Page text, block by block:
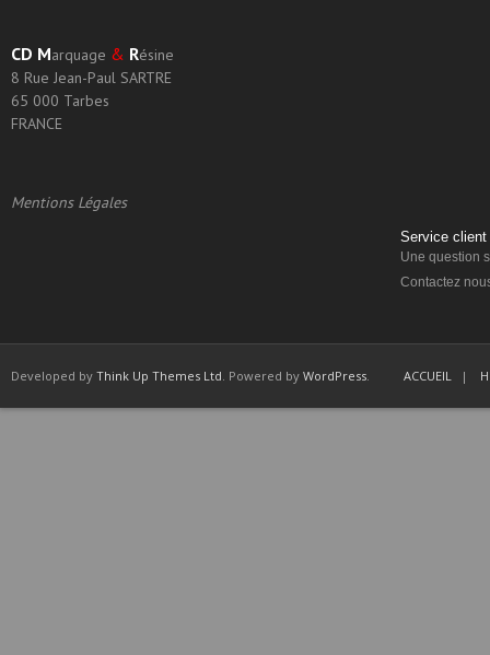
CD Marquage & Résine
8 Rue Jean-Paul SARTRE
65 000 Tarbes
FRANCE
Mentions Légales
Service client
Une question
Contactez
Developed by Think Up Themes Ltd . Powered by WordPress ACCUEIL